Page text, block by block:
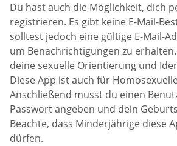
Du hast auch die Möglichkeit, dich
registrieren. Es gibt keine E-Mail-
solltest jedoch eine gültige E-Mail-
um Benachrichtigungen zu
deine sexuelle Orientierung und
Diese App ist auch für
Anschließend musst du einen
Passwort angeben und dein
Beachte, dass Minderjährige diese
dürfen.